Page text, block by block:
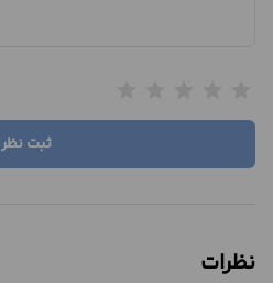
ثبت نظر
نظرات